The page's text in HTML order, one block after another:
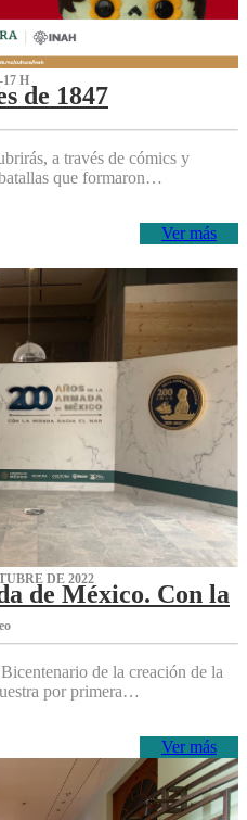
17 H
de 1847
a través de cómics y
que formaron…
Ver más
DE 2022
de México. Con la
de la creación de la
por primera…
Ver más